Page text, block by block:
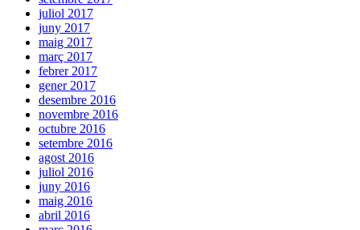
juliol 2017
juny 2017
maig 2017
març 2017
febrer 2017
gener 2017
desembre 2016
novembre 2016
octubre 2016
setembre 2016
agost 2016
juliol 2016
juny 2016
maig 2016
abril 2016